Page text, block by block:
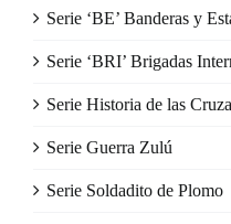
Serie ‘BE’ Banderas y
Serie ‘BRI’ Brigadas
Serie Historia de las
Serie Guerra Zulú
Serie Soldadito de Plomo